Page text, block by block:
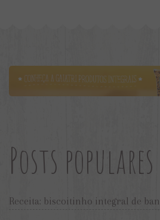
Posts populares
Receita: biscoitinho integral de